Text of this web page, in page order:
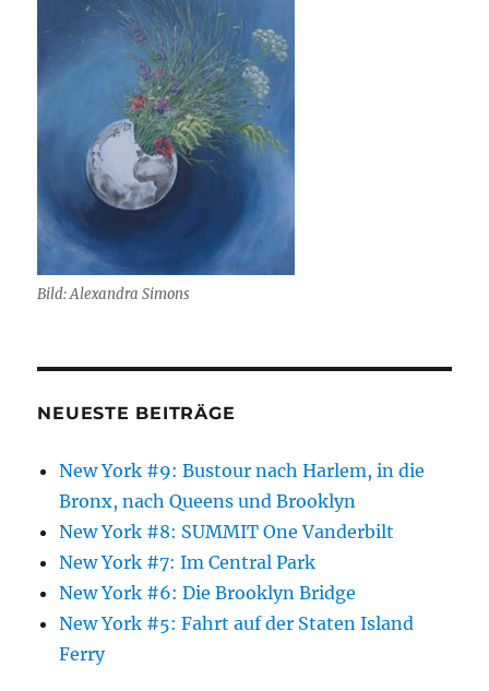
Bild: Alexandra Simons
NEUESTE BEITRÄGE
New York #9: Bustour nach Harlem, in die
Bronx, nach Queens und Brooklyn
New York #8: SUMMIT One Vanderbilt
New York #7: Im Central Park
New York #6: Die Brooklyn Bridge
New York #5: Fahrt auf der Staten Island
Ferry